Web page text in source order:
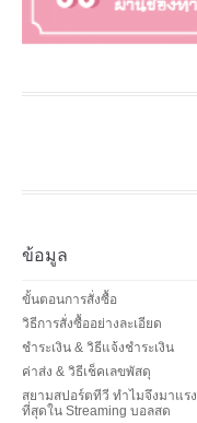
ข้อมูล
ขั้นตอนการสั่งซื้อ
วิธีการสั่งซื้ออย่างละเอียด
ชำระเงิน & วิธีแจ้งชำระเงิน
ค่าส่ง & วิธีเช็คเลขพัสดุ
สยามสปอร์ตทีวี ทำไมจึงมาแรง
ที่สุดใน Streaming บอลสด